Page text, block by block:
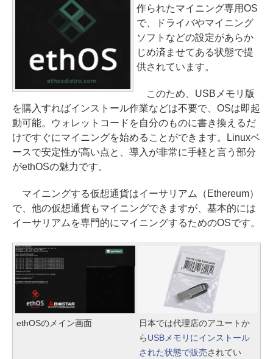
作られたマイニング専用OS
で、ドライバやマイニング
ソフトなどの設定があらか
じめ済ませてある状態で提
供されています。
このため、USBメモリ版
を購入すればインストール作業などは不要で、OSは即起
動可能。ウォレットコードを自分のものに書き換えるだ
けですぐにマイニングを始めることができます。Linuxベ
ースで安定性が高い点と、導入が非常に手軽と言う部分
がethOSの魅力です。
マイニングする仮想通貨はイーサリアム（Ethereum）
で、他の仮想通貨もマイニングできますが、基本的には
イーサリアムを専門的にマイニングするためのOSです。
ethOSのメイン画面
日本では代理店のアユートか
らUSBメモリにインストール
された状態で販売されてい